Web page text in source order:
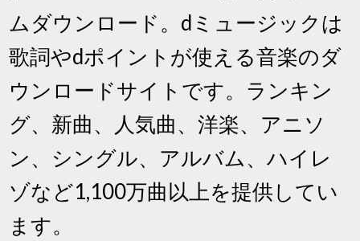
ムダウンロード。dミュージックは
歌詞やdポイントが使える音楽のダ
ウンロードサイトです。ランキン
グ、新曲、人気曲、洋楽、アニソ
ン、シングル、アルバム、ハイレ
ゾなど1,100万曲以上を提供してい
ます。